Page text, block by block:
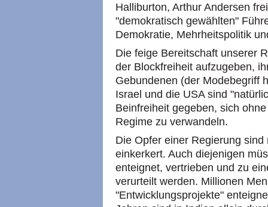
Halliburton, Arthur Andersen
"demokratisch gewählten"
Demokratie, Mehrheitspolitik
Die feige Bereitschaft unserer
der Blockfreiheit aufzugeben,
Gebundenen (der Modebegriff
Israel und die USA sind
Beinfreiheit gegeben, sich
Regime zu verwandeln.
Die Opfer einer Regierung
einkerkert. Auch diejenigen
enteignet, vertrieben und zu
verurteilt werden. Millionen
"Entwicklungsprojekte"